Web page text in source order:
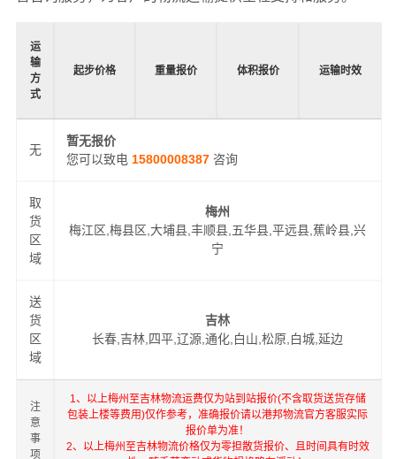
运
输
方
式
起步价格 重量报价 体积报价 运输时效
无
暂无报价
您可以致电 15800008387 咨询
取
货
区
域
梅州
梅江区,梅县区,大埔县,丰顺县,五华县,平远县,蕉岭县,兴
宁
送
货
区
域
吉林
长春,吉林,四平,辽源,通化,白山,松原,白城,延边
注
意
事
项
1、以上梅州至吉林物流运费仅为站到站报价(不含取货送货存储
包装上楼等费用)仅作参考，准确报价请以港邦物流官方客服实际
报价单为准！
2、以上梅州至吉林物流价格仅为零担散货报价、且时间具有时效